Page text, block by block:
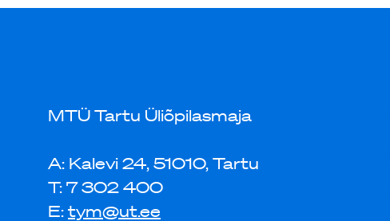
MTÜ Tartu Üliõpilasmaja
A: Kalevi 24, 51010, Tartu
T: 7 302 400
E: tym@ut.ee